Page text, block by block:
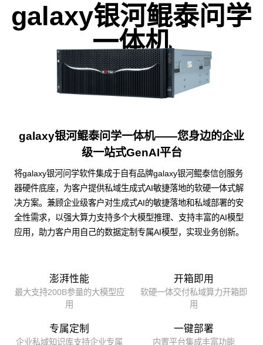
galaxy银河鲲泰问学
一体机
galaxy银河鲲泰问学一体机——您身边的企业
级一站式GenAI平台
将galaxy银河问学软件集成于自有品牌galaxy银河鲲泰信创服务
器硬件底座，为客户提供私域生成式AI敏捷落地的软硬一体式解
决方案。兼顾企业级客户对生成式AI的敏捷落地和私域部署的安
全性需求，以强大算力支持多个大模型推理、支持丰富的AI模型
应用，助力客户用自己的数据定制专属AI模型，实现业务创新。
澎湃性能
最大支持200B参量的大模型应
用
开箱即用
软硬一体交付私域算力开箱即
用
专属定制
企业私域知识库支持企业专属
一键部署
内置平台集成丰富功能